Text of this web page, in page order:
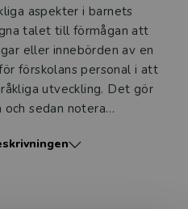
aspekter i barnets
talet till förmågan att
eller innebörden av en
förskolans personal i att
utveckling. Det gör
sedan notera
i det pedagogiska